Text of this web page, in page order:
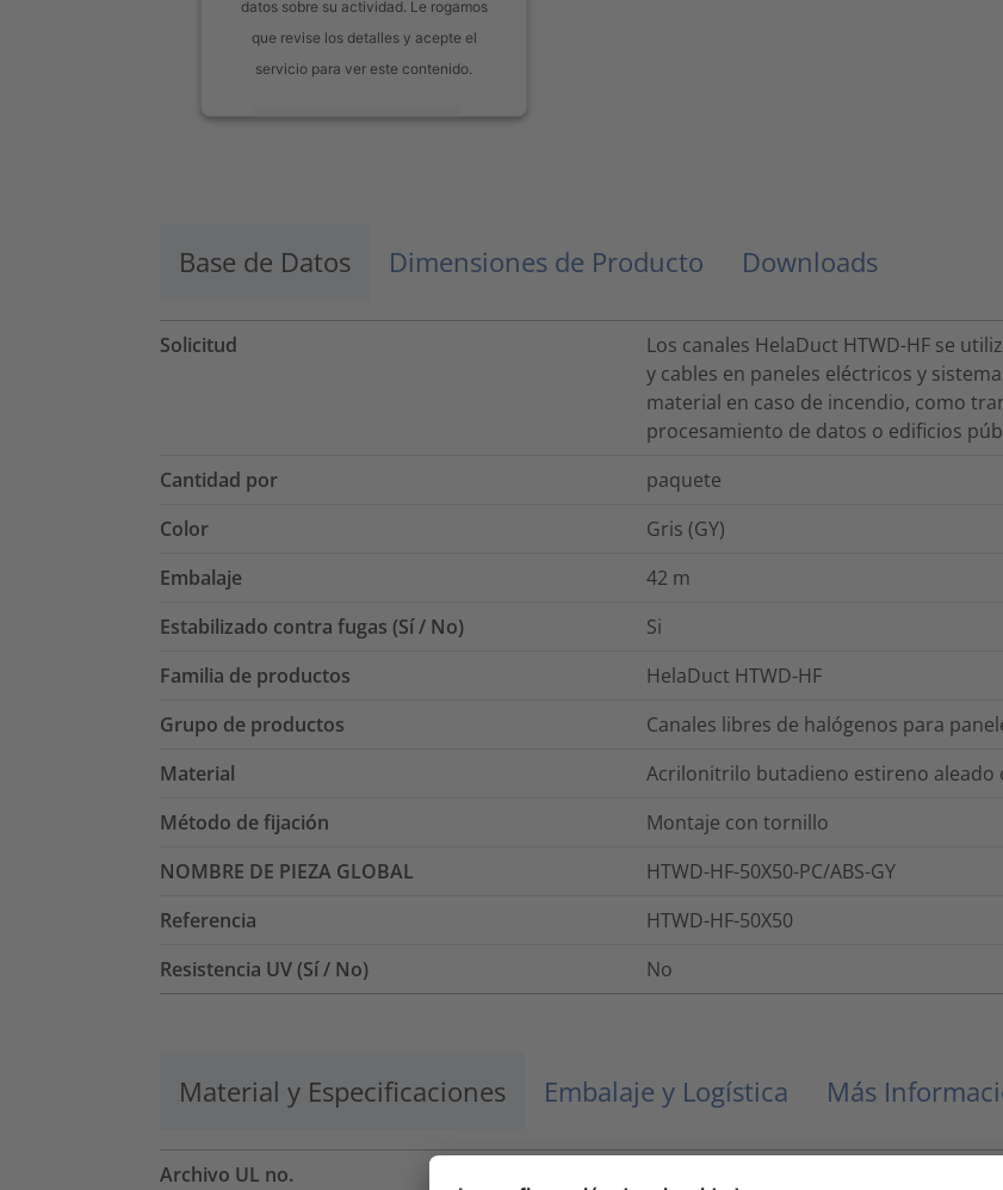
datos sobre su actividad. Le rogamos
que revise los detalles y acepte el
servicio para ver este contenido.
Base de Datos Dimensiones de Producto Downloads
Solicitud
Los canales HelaDuct HTWD-HF se
y cables en paneles eléctricos y
material en caso de incendio, como
procesamiento de datos o edificios
Cantidad por
paquete
Color
Gris (GY)
Embalaje
42 m
Estabilizado contra fugas (Sí / No)
Si
Familia de productos
HelaDuct HTWD-HF
Grupo de productos
Canales libres de halógenos para
Material
Acrilonitrilo butadieno estireno aleado
Método de fijación
Montaje con tornillo
NOMBRE DE PIEZA GLOBAL
HTWD-HF-50X50-PC/ABS-GY
Referencia
HTWD-HF-50X50
Resistencia UV (Sí / No)
No
Material y Especificaciones Embalaje y Logística Más
Archivo UL no.